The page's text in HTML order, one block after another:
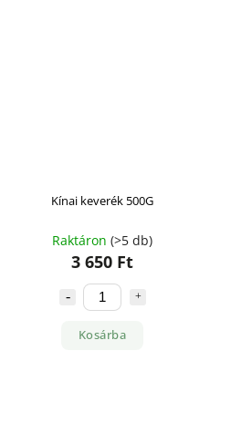
Kínai keverék 500G
Raktáron (>5 db)
3 650 Ft
Kosárba